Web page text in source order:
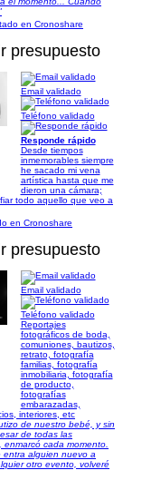
en Cronoshare
presupuesto
Email validado
Teléfono validado
Responde rápido
Desde tiempos
inmemorables siempre
he sacado mi vena
artística hasta que me
dieron una cámara;
todo aquello que veo a
en Cronoshare
presupuesto
Email validado
Teléfono validado
Reportajes
fotográficos de boda,
comuniones, bautizos,
retrato, fotografía
familias, fotografía
inmobiliaria, fotografía
de producto,
fotografías
embarazadas,
interiores, etc
de nuestro bebé, y sin
de todas las
cada momento.
alguien nuevo a
otro evento, volveré